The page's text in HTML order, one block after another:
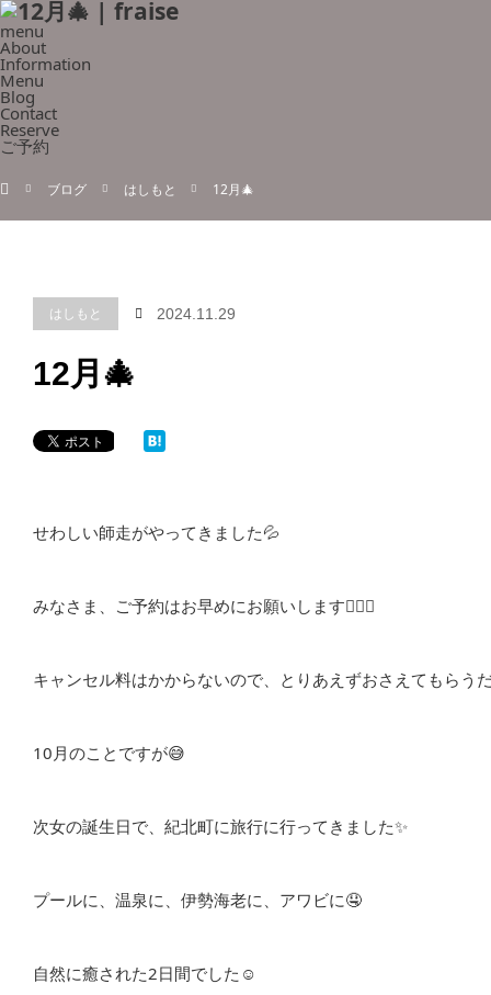
menu
About
Information
Menu
Blog
Contact
Reserve
ご予約
ブログ
はしもと 12月🎄
はしもと 2024.11.29
12月🎄
せわしい師走がやってきました💦
みなさま、ご予約はお早めにお願いします🙇🏻‍♀️
キャンセル料はかからないので、とりあえずおさえてもらう
10月のことですが😅
次女の誕生日で、紀北町に旅行に行ってきました✨
プールに、温泉に、伊勢海老に、アワビに🤤
自然に癒された2日間でした☺️